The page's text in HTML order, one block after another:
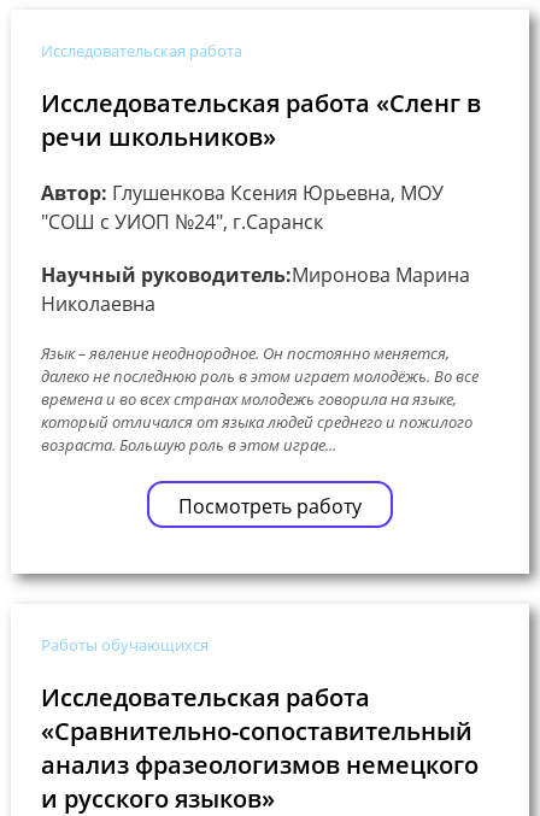
Исследовательская работа
Исследовательская работа «Сленг в
речи школьников»
Автор: Глушенкова Ксения Юрьевна, МОУ
"СОШ с УИОП №24", г.Саранск
Научный руководитель:Миронова Марина
Николаевна
Язык – явление неоднородное. Он постоянно меняется,
далеко не последнюю роль в этом играет молодёжь. Во все
времена и во всех странах молодежь говорила на языке,
который отличался от языка людей среднего и пожилого
возраста. Большую роль в этом играе...
Посмотреть работу
Работы обучающихся
Исследовательская работа
«Сравнительно-сопоставительный
анализ фразеологизмов немецкого
и русского языков»